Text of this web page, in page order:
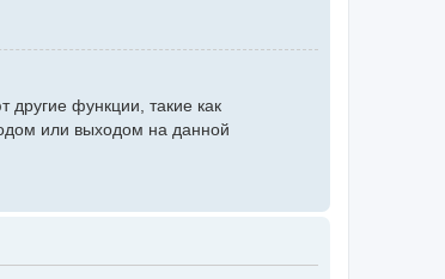
функции, такие как
или выходом на данной